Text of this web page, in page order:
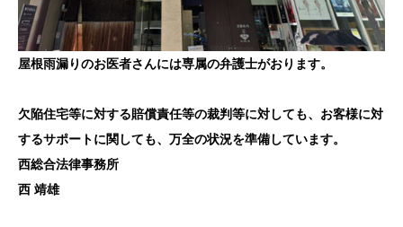
屋根雨漏りのお医者さんには専属の弁護士がおります。
欠陥住宅等に対する賠償責任等の裁判等に対しても、お客様に対
するサポートに関しても、万全の状況を準備しています。
西総合法律事務所
西 靖雄